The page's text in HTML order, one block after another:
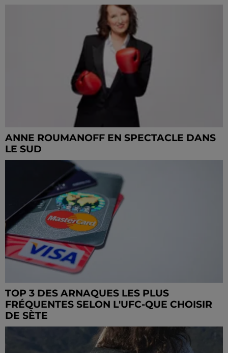
ANNE ROUMANOFF EN SPECTACLE DANS
LE SUD
TOP 3 DES ARNAQUES LES PLUS
FRÉQUENTES SELON L'UFC-QUE CHOISIR
DE SÈTE